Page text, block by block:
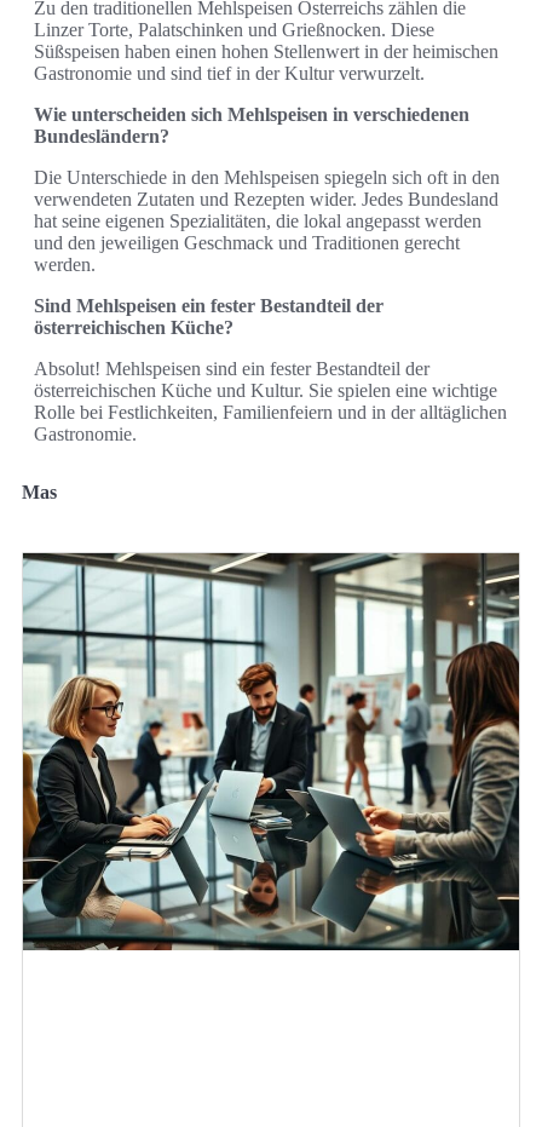
Zu den traditionellen Mehlspeisen Österreichs zählen die
Linzer Torte, Palatschinken und Grießnocken. Diese
Süßspeisen haben einen hohen Stellenwert in der heimischen
Gastronomie und sind tief in der Kultur verwurzelt.
Wie unterscheiden sich Mehlspeisen in verschiedenen
Bundesländern?
Die Unterschiede in den Mehlspeisen spiegeln sich oft in den
verwendeten Zutaten und Rezepten wider. Jedes Bundesland
hat seine eigenen Spezialitäten, die lokal angepasst werden
und den jeweiligen Geschmack und Traditionen gerecht
werden.
Sind Mehlspeisen ein fester Bestandteil der
österreichischen Küche?
Absolut! Mehlspeisen sind ein fester Bestandteil der
österreichischen Küche und Kultur. Sie spielen eine wichtige
Rolle bei Festlichkeiten, Familienfeiern und in der alltäglichen
Gastronomie.
Mas